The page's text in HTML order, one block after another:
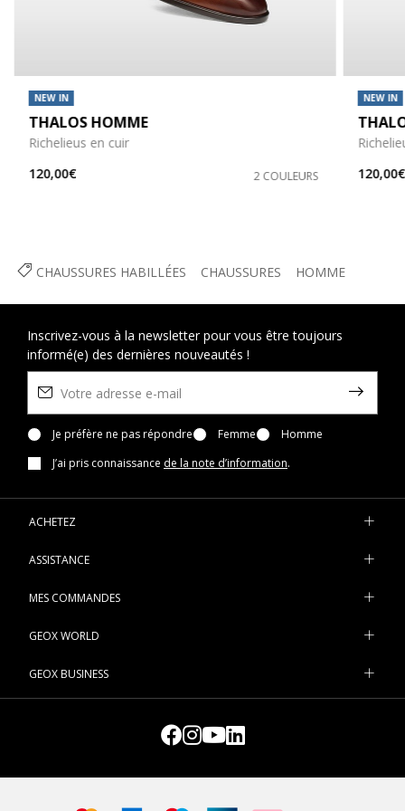
CHAUSSURES HABILLÉES CHAUSSURES HOMME
NEW IN
THALOS HOMME
Richelieus en cuir
120,00€
2 COULEURS
NEW IN
120,00€
Inscrivez-vous à la newsletter pour vous être toujours
informé(e) des dernières nouveautés !
Je préfère ne pas répondre Femme
Homme
J’ai pris connaissance de la note d’information.
ACHETEZ
ASSISTANCE
MES COMMANDES
GEOX WORLD
GEOX BUSINESS